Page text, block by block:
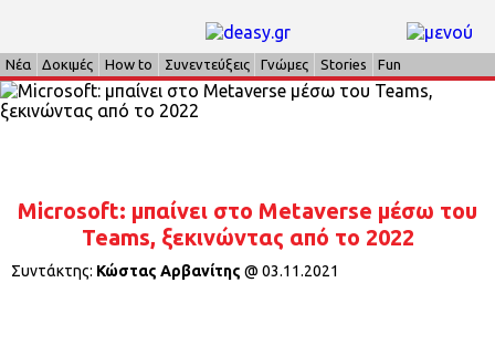
Νέα Δοκιμές How to Συνεντεύξεις Γνώμες Stories Fun
Microsoft: μπαίνει στο Metaverse μέσω του
Teams, ξεκινώντας από το 2022
Συντάκτης: Κώστας Αρβανίτης @ 03.11.2021